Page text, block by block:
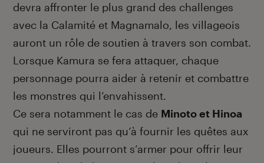
devra affronter le plus grand des challenges
avec la Calamité et Magnamalo, les villageois
auront un rôle de soutien à travers son combat.
Lorsque Kamura se fera attaquer, chaque
personnage pourra aider à retenir et combattre
les monstres qui l’envahissent.
Ce sera notamment le cas de Minoto et Hinoa
qui ne serviront pas qu’à fournir les quêtes aux
joueurs. Elles pourront s’armer pour offrir leur